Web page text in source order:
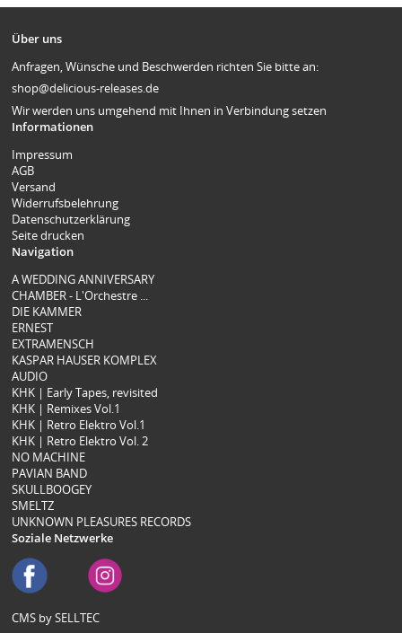
Über uns
Anfragen, Wünsche und Beschwerden richten Sie bitte an:
shop@delicious-releases.de
Wir werden uns umgehend mit Ihnen in Verbindung setzen
Informationen
Impressum
AGB
Versand
Widerrufsbelehrung
Datenschutzerklärung
Seite drucken
Navigation
A WEDDING ANNIVERSARY
CHAMBER - L'Orchestre ...
DIE KAMMER
ERNEST
EXTRAMENSCH
KASPAR HAUSER KOMPLEX
AUDIO
KHK | Early Tapes, revisited
KHK | Remixes Vol.1
KHK | Retro Elektro Vol.1
KHK | Retro Elektro Vol. 2
NO MACHINE
PAVIAN BAND
SKULLBOOGEY
SMELTZ
UNKNOWN PLEASURES RECORDS
Soziale Netzwerke
CMS by SELLTEC